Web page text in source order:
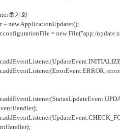
초기화
ApplicationUpdater();
= new File("app:/